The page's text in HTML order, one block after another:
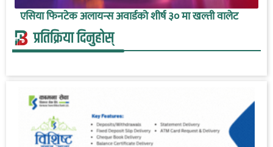
एसिया फिनटेक अलायन्स अवार्डको शीर्ष ३० मा खल्ती वालेट
प्रतिक्रिया दिनुहोस्